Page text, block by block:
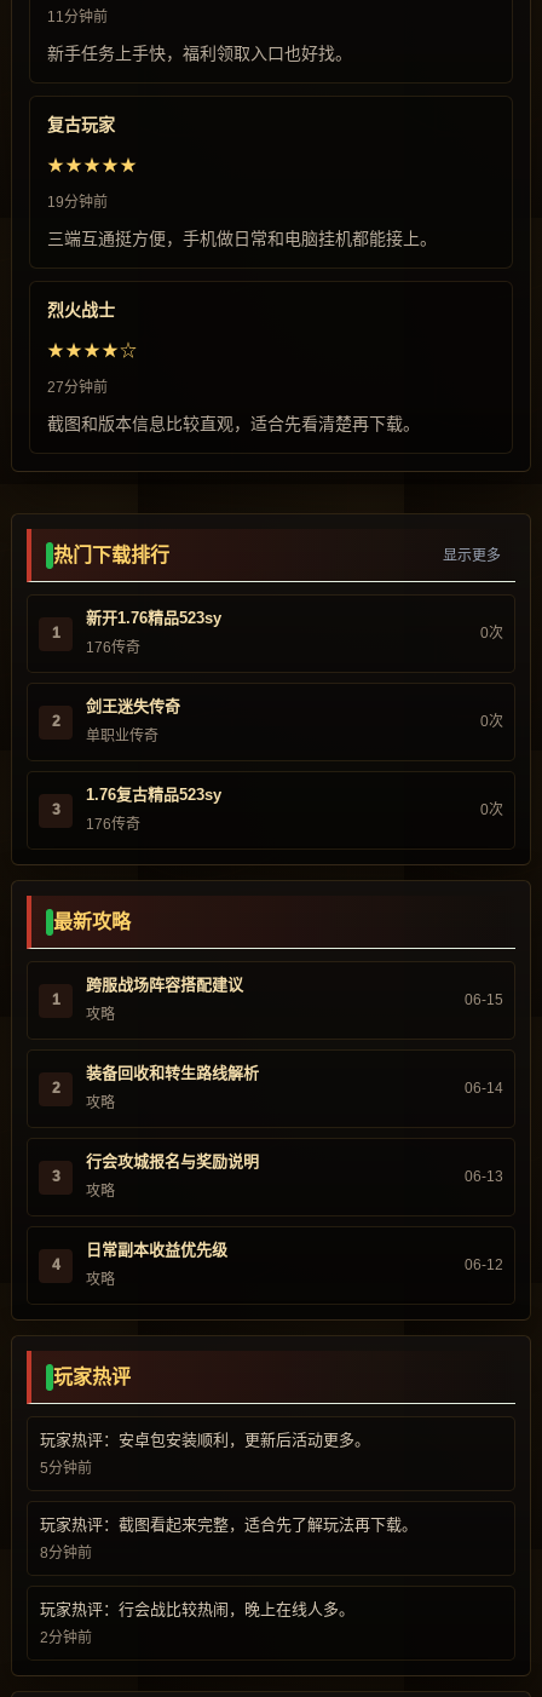
11分钟前
新手任务上手快，福利领取入口也好找。
复古玩家
★★★★★
19分钟前
三端互通挺方便，手机做日常和电脑挂机都能接上。
烈火战士
★★★★☆
27分钟前
截图和版本信息比较直观，适合先看清楚再下载。
热门下载排行 显示更多
1
新开1.76精品523sy
176传奇
0次
2
剑王迷失传奇
单职业传奇
0次
3
1.76复古精品523sy
176传奇
0次
最新攻略
1
跨服战场阵容搭配建议
攻略
06-15
2
装备回收和转生路线解析
攻略
06-14
3
行会攻城报名与奖励说明
攻略
06-13
4
日常副本收益优先级
攻略
06-12
玩家热评
玩家热评：安卓包安装顺利，更新后活动更多。
5分钟前
玩家热评：截图看起来完整，适合先了解玩法再下载。
8分钟前
玩家热评：行会战比较热闹，晚上在线人多。
2分钟前